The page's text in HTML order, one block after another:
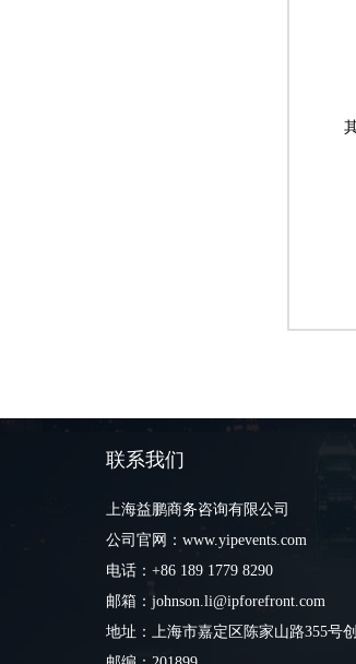
联系我们
上海益鹏商务咨询有限公司
公司官网：www.yipevents.com
电话：+86 189 1779 8290
邮箱：johnson.li@ipforefront.com
地址：上海市嘉定区陈家山路355号